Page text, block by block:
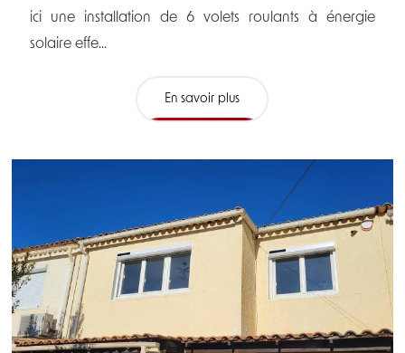
ici une installation de 6 volets roulants à énergie
solaire effe...
En savoir plus